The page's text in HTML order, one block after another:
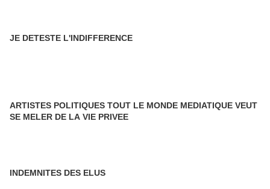
JE DETESTE L'INDIFFERENCE
ARTISTES POLITIQUES TOUT LE MONDE MEDIATIQUE VEUT
SE MELER DE LA VIE PRIVEE
INDEMNITES DES ELUS